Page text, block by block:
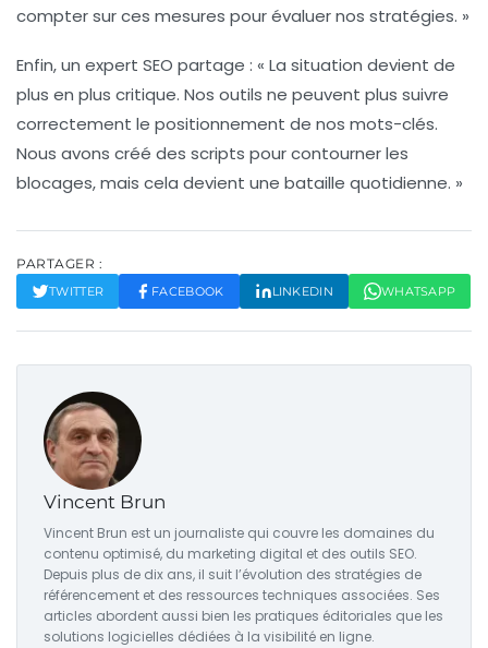
compter sur ces mesures pour évaluer nos stratégies. »
Enfin, un expert SEO partage : « La situation devient de
plus en plus critique. Nos outils ne peuvent plus suivre
correctement le positionnement de nos mots-clés.
Nous avons créé des scripts pour contourner les
blocages, mais cela devient une bataille quotidienne. »
PARTAGER :
TWITTER FACEBOOK LINKEDIN WHATSAPP
Vincent Brun
Vincent Brun est un journaliste qui couvre les domaines du
contenu optimisé, du marketing digital et des outils SEO.
Depuis plus de dix ans, il suit l’évolution des stratégies de
référencement et des ressources techniques associées. Ses
articles abordent aussi bien les pratiques éditoriales que les
solutions logicielles dédiées à la visibilité en ligne.